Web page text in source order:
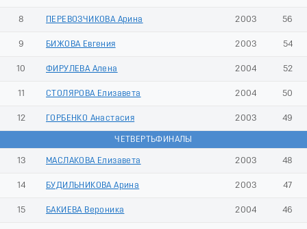
8 ПЕРЕВОЗЧИКОВА Арина 2003 56
9 БИЖОВА Евгения 2003 54
10 ФИРУЛЕВА Алена 2004 52
11 СТОЛЯРОВА Елизавета 2004 50
12 ГОРБЕНКО Анастасия 2003 49
ЧЕТВЕРТЬФИНАЛЫ
13 МАСЛАКОВА Елизавета 2003 48
14 БУДИЛЬНИКОВА Арина 2003 47
15 БАКИЕВА Вероника 2004 46